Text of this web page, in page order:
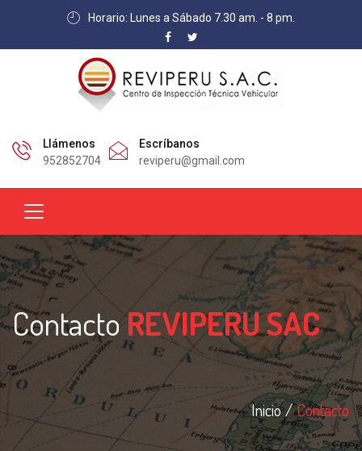
Horario: Lunes a Sábado 7.30 am. - 8 pm.
Llámenos
952852704
Escríbanos
reviperu@gmail.com
ContactoREVIPERU SAC
Inicio Contacto